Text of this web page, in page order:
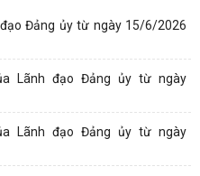
Đảng ủy từ ngày 15/6/2026
Lãnh đạo Đảng ủy từ ngày
Lãnh đạo Đảng ủy từ ngày